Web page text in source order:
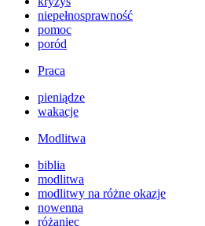
niepełnosprawność
pomoc
poród
Praca
pieniądze
wakacje
Modlitwa
biblia
modlitwa
modlitwy na różne okazje
nowenna
różaniec